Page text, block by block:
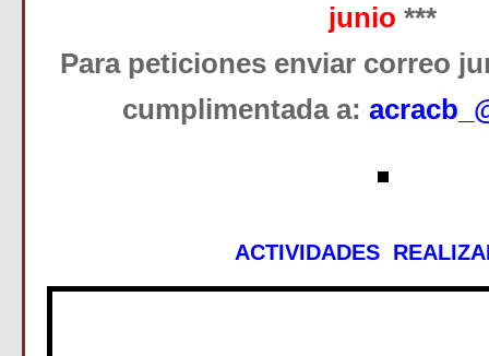
junio ***
Para peticiones enviar correo
cumplimentada a:
ACTIVIDADES